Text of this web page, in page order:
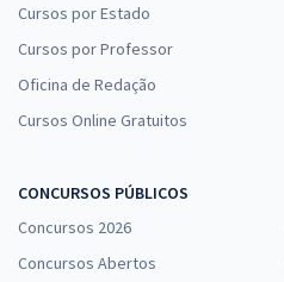
Cursos por Estado
Cursos por Professor
Oficina de Redação
Cursos Online Gratuitos
CONCURSOS PÚBLICOS
Concursos 2026
Concursos Abertos